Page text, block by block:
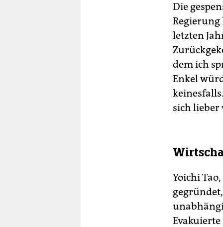
Die
Regierung
letzten
dem ich
Enkel
sich lieber
Yoichi